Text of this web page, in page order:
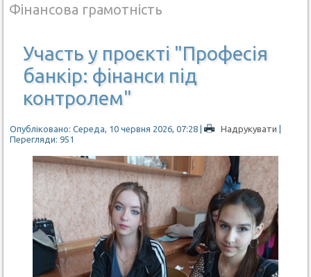
Фінансова грамотність
Участь у проєкті "Професія
банкір: фінанси під
контролем"
Опубліковано: Середа, 10 червня 2026, 07:28 | Надрукувати |
Перегляди: 951